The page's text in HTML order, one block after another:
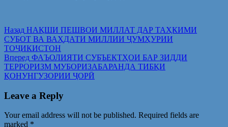
Post
navigation
Назад Предыдущая
запись:
НАҚШИ ПЕШВОИ МИЛЛАТ ДАР ТАҲКИМИ
СУБОТ ВА ВАҲДАТИ МИЛЛИИ ҶУМҲУРИИ
ТОҶИКИСТОН
Вперед Следующая
запись:
ФАЪОЛИЯТИ СУБЪЕКТҲОИ БАР ЗИДДИ
ТЕРРОРИЗМ МУБОРИЗАБАРАНДА ТИБҚИ
ҚОНУНГУЗОРИИ ҶОРӢ
Leave a Reply
Your email address will not be published. Required fields are
marked *